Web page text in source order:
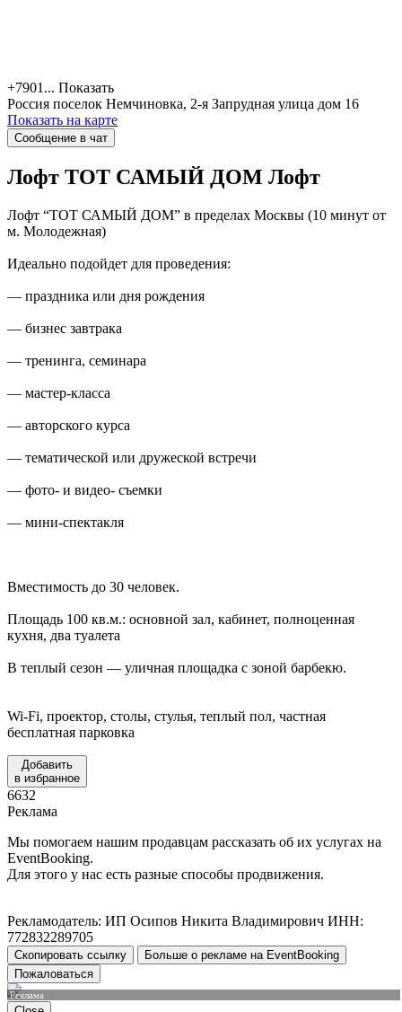
+7901... Показать
Россия поселок Немчиновка, 2-я Запрудная улица дом 16
Показать на карте
Сообщение в чат
Лофт ТОТ САМЫЙ ДОМ Лофт
Лофт “ТОТ САМЫЙ ДОМ” в пределах Москвы (10 минут от
м. Молодежная)
Идеально подойдет для проведения:
— праздника или дня рождения
— бизнес завтрака
— тренинга, семинара
— мастер-класса
— авторского курса
— тематической или дружеской встречи
— фото- и видео- съемки
— мини-спектакля
Вместимость до 30 человек.
Площадь 100 кв.м.: основной зал, кабинет, полноценная
кухня, два туалета
В теплый сезон — уличная площадка с зоной барбекю.
Wi-Fi, проектор, столы, стулья, теплый пол, частная
бесплатная парковка
Добавить
в избранное
6632
Реклама
Мы помогаем нашим продавцам рассказать об их услугах на
EventBooking.
Для этого у нас есть разные способы продвижения.
Рекламодатель: ИП Осипов Никита Владимирович ИНН:
772832289705
Скопировать ссылку
Больше о рекламе на EventBooking
Пожаловаться
Реклама